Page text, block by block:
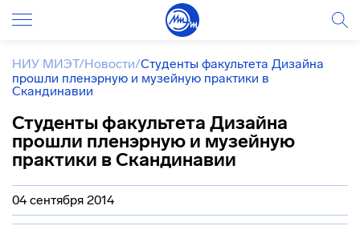
НИУ МИЭТ/Новости/Студенты факультета Дизайна
прошли пленэрную и музейную практики в
Скандинавии
Студенты факультета Дизайна
прошли пленэрную и музейную
практики в Скандинавии
04 сентября 2014